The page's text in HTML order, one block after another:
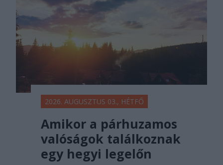
2026. AUGUSZTUS 03., HÉTFŐ
Amikor a párhuzamos
valóságok találkoznak
egy hegyi legelőn